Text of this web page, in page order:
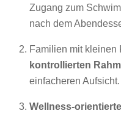
Zugang zum
nach dem
Familien mit kleinen
kontrollierten
einfacheren Aufsicht.
Wellness-